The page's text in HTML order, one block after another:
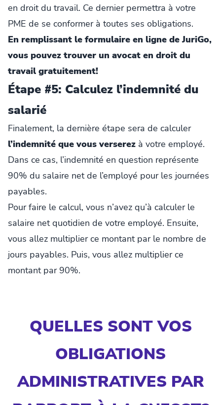
en droit du travail. Ce dernier permettra à votre
PME de se conformer à toutes ses obligations.
En remplissant le formulaire en ligne de JuriGo,
vous pouvez trouver un avocat en droit du
travail gratuitement!
Étape #5: Calculez l’indemnité du
salarié
Finalement, la dernière étape sera de calculer
l’indemnité que vous verserez à votre employé.
Dans ce cas, l’indemnité en question représente
90% du salaire net de l’employé pour les journées
payables.
Pour faire le calcul, vous n’avez qu’à calculer le
salaire net quotidien de votre employé. Ensuite,
vous allez multiplier ce montant par le nombre de
jours payables. Puis, vous allez multiplier ce
montant par 90%.
QUELLES SONT VOS
OBLIGATIONS
ADMINISTRATIVES PAR